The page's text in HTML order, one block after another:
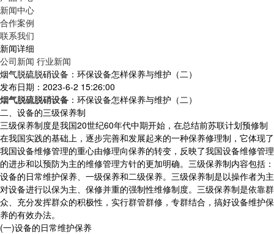
新闻中心
合作案例
联系我们
新闻详细
公司新闻 行业新闻
烟气脱硫脱硝设备：环保设备怎样保养与维护（二）
发布日期：2023-6-2 15:26:00
烟气脱硫脱硝设备 ：环保设备怎样保养与维护（二）
二、设备的三级保养制
三级保养制度是我国20世纪60年代中期开始，在总结前苏联计划预修制
在我国实践的基础上，逐步完善和发展起来的一种保养修理制，它体现了
我国设备维修管理的重心由修理向保养的转变，反映了我国设备维修管理
的进步和以预防为主的维修管理方针的更加明确。三级保养制内容包括：
设备的日常维护保养、一级保养和二级保养。三级保养制是以操作者为主
对设备进行以保为主、保修并重的强制性维修制度。三级保养制是依靠群
众、充分发挥群众的积极性，实行群管群修，专群结合，搞好设备维护保
养的有效办法。
(一)设备的日常维护保养